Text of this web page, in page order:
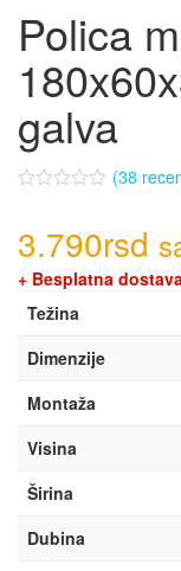
Polica
galva
(38
3.790rsd
+ Besplatna
Težina
Dimenzije
Montaža
Visina
Širina
Dubina